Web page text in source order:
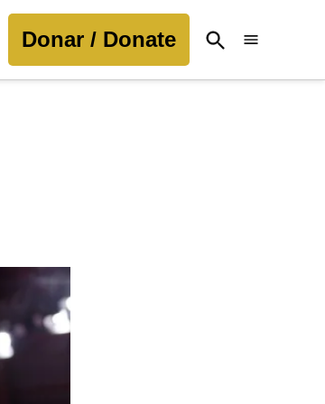
Donar / Donate
Open
Search